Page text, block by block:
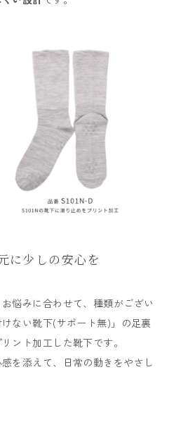
に少しの安心を
お悩みに合わせて、種類がござい
ない靴下(サポート無)」の足裏
ント加工した靴下です。
を添えて、日常の動きをやさし